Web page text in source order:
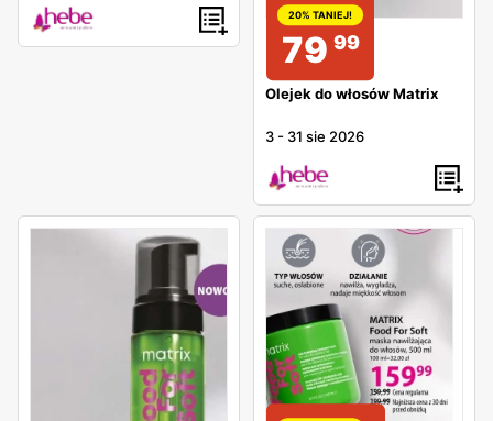
20% TANIEJ!
79 99
Olejek do włosów Matrix
3 - 31 sie 2026